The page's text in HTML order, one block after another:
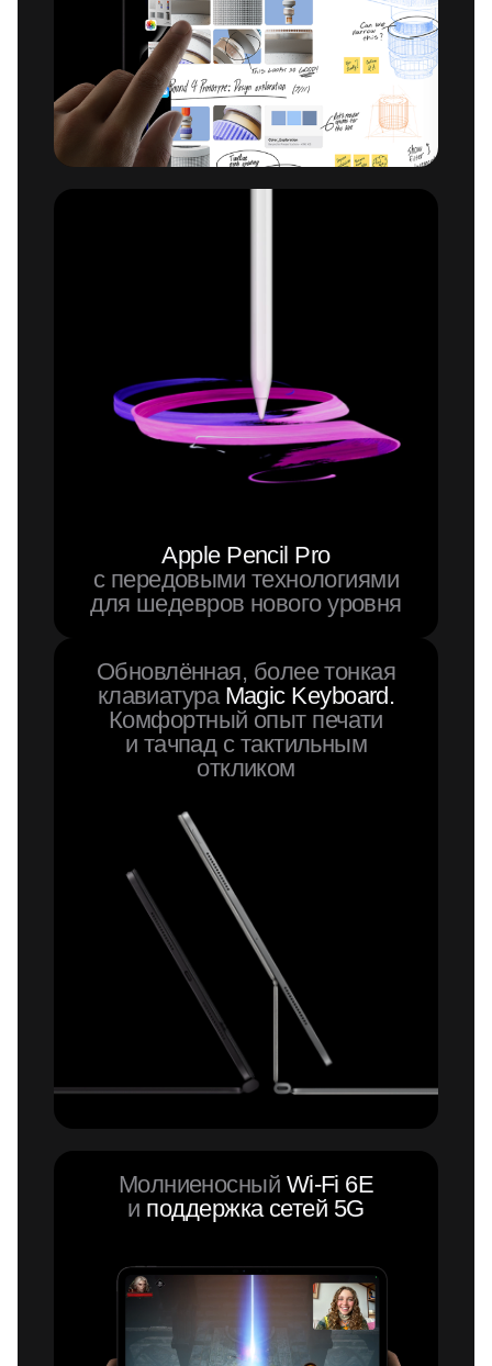
Apple Pencil Pro
с передовыми технологиями
для шедевров нового уровня
Обновлённая, более тонкая
клавиатураMagic Keyboard.
Комфортный опыт печати
и тачпад с тактильным
откликом
Молниеносный Wi-Fi 6E
и поддержка сетей 5G